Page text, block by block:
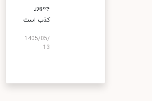
جمهور
کذب است
1405/05/
13